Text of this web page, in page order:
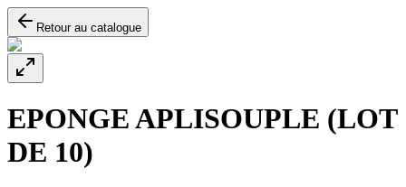
Retour au catalogue
EPONGE APLISOUPLE (LOT
DE 10)